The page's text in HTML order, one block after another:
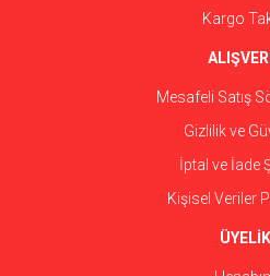
Kargo
Mesafeli Satış
Gizlilik ve
İptal ve İade
Kişisel Veriler
ÜYELİK